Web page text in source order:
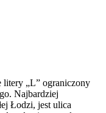
litery „L” ograniczony
Najbardziej
Łodzi, jest ulica